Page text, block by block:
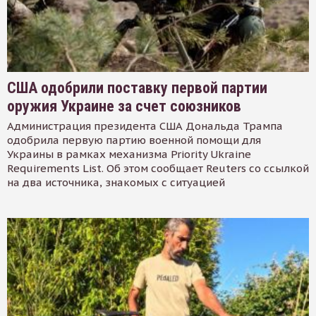
США одобрили поставку первой партии
оружия Украине за счет союзников
Администрация президента США Дональда Трампа
одобрила первую партию военной помощи для
Украины в рамках механизма Priority Ukraine
Requirements List. Об этом сообщает Reuters со ссылкой
на два источника, знакомых с ситуацией